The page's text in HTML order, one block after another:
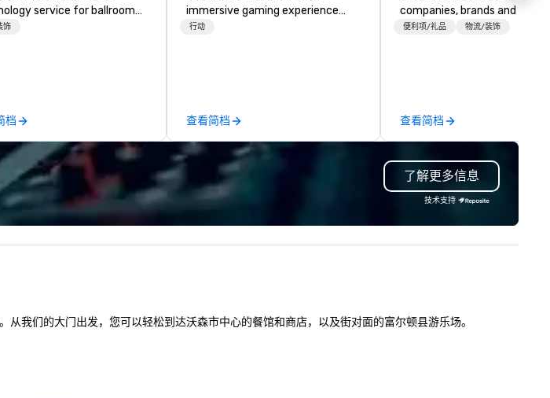
service for ballroom
business conferences,
with the latest
but through
trusted reliable
service and
for years to come.
饰
档
immersive gaming experience
transports groups into new worlds
not just throwing a party, you’re
living one that you and your
guests will actually remember.
Gather your squad, pick your
world, and let us handle the rest.
milestone, bonding with your
team, or throwing the kind of
行动
查看简档
companies, brands and
We can create anything
in these changing times.
便利项/礼品 物流/装饰
查看简档
了解更多信息
技术支持
我们的大门出发，您可以轻松到达沃森市中心的餐馆和商店，以及街对面的富尔顿县游乐场。